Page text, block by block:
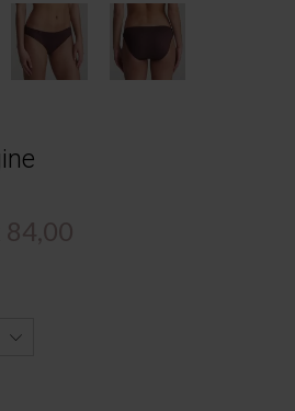
84,00